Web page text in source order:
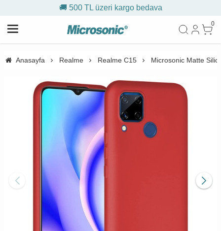
🚚 500 TL üzeri kargo bedava
0
Anasayfa Realme Realme C15 Microsonic Matte